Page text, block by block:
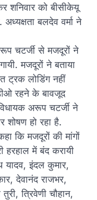
शनिवार को बीसीकेयू
बलदेव वर्मा ने
चटर्जी से मजदूरों ने
मजदूरों ने बताया
ट्रक लोडिंग नहीं
रहने के बावजूद
अरूप चटर्जी ने
शोषण हो रहा है.
कि मजदूरों की मांगों
हरहाल में बंद करायी
यादव, इंदल कुमार,
देवानंद राजभर,
त्रिवेणी चौहान,